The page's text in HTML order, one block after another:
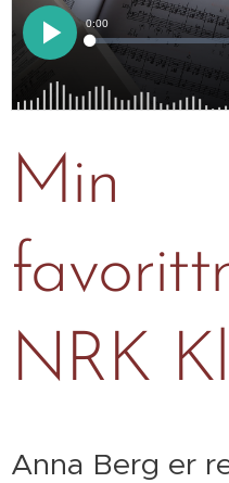
Min
NRK
Anna Berg er